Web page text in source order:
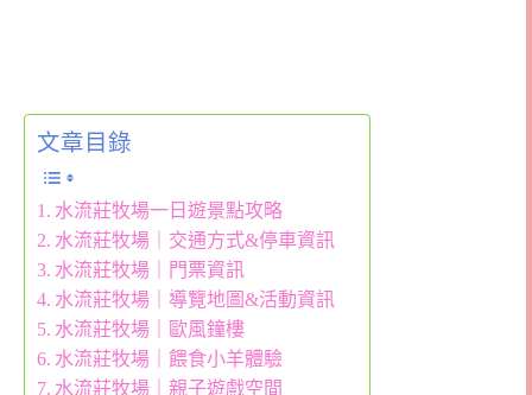
文章目錄
水流莊牧場一日遊景點攻略
水流莊牧場｜交通方式&停車資訊
水流莊牧場｜門票資訊
水流莊牧場｜導覽地圖&活動資訊
水流莊牧場｜歐風鐘樓
水流莊牧場｜餵食小羊體驗
水流莊牧場｜親子遊戲空間